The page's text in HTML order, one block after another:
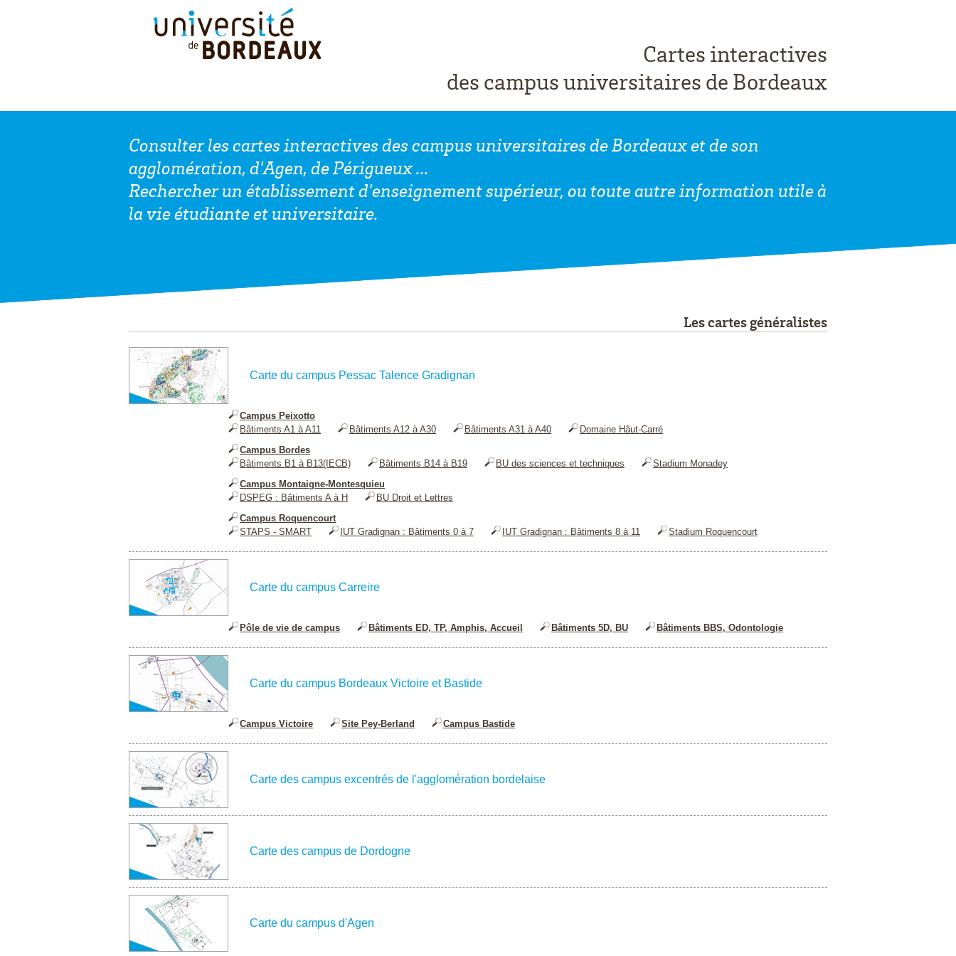
Cartes interactives
des campus universitaires de Bordeaux
Consulter les cartes interactives des campus universitaires de Bordeaux et de son
agglomération, d'Agen, de Périgueux ...
Rechercher un établissement d'enseignement supérieur, ou toute autre information utile à
la vie étudiante et universitaire.
Les cartes généralistes
Carte du campus Pessac Talence Gradignan
Campus Peixotto
Bâtiments A1 à A11
Bâtiments A12 à A30 Bâtiments A31 à A40
Domaine Hâut-Carré
Campus Bordes
Bâtiments B1 à B13(IECB)
Bâtiments B14 à B19 BU des sciences et techniques
Stadium Monadey
Campus Montaigne-Montesquieu
DSPEG : Bâtiments A à H
BU Droit et Lettres
Campus Roquencourt
STAPS - SMART
IUT Gradignan : Bâtiments 0 à 7 IUT Gradignan : Bâtiments 8 à 11 Stadium Roquencourt
Carte du campus Carreire
Pôle de vie de campus Bâtiments ED, TP, Amphis, Accueil Bâtiments 5D, BU Bâtiments BBS, Odontologie
Carte du campus Bordeaux Victoire et Bastide
Campus Victoire Site Pey-Berland Campus Bastide
Carte des campus excentrés de l'agglomération bordelaise
Carte des campus de Dordogne
Carte du campus d'Agen